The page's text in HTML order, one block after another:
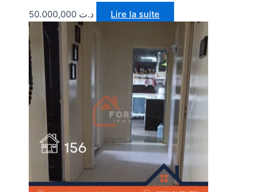
د.ت Lire la suite